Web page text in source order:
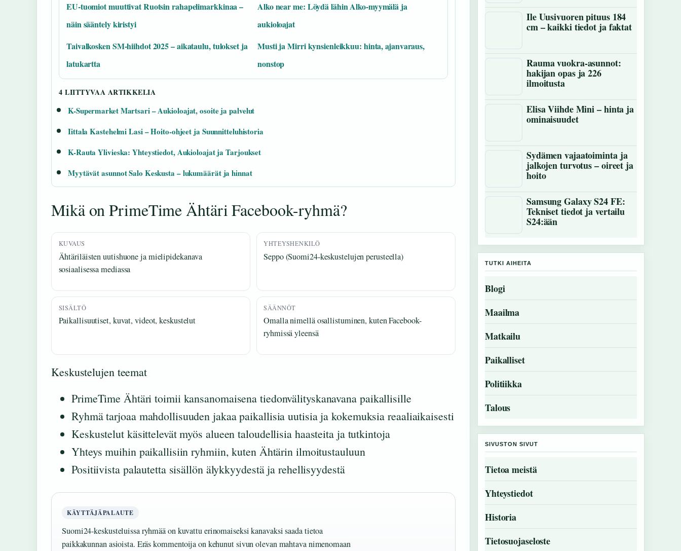
EU-tuomiot muuttivat Ruotsin rahapelimarkkinaa –
näin sääntely kiristyi
Alko near me: Löydä lähin Alko-myymälä ja
aukioloajat
Taivalkosken SM-hiihdot 2025 – aikataulu, tulokset ja
latukartta
Musti ja Mirri kynsienleikkuu: hinta, ajanvaraus,
nonstop
4 LIITTYVAA ARTIKKELIA
K-Supermarket Martsari – Aukioloajat, osoite ja palvelut
Iittala Kastehelmi Lasi – Hoito-ohjeet ja Suunnitteluhistoria
K-Rauta Ylivieska: Yhteystiedot, Aukioloajat ja Tarjoukset
Myytävät asunnot Salo Keskusta – lukumäärät ja hinnat
Mikä on PrimeTime Ähtäri Facebook-ryhmä?
KUVAUS
Ähtäriläisten uutishuone ja mielipidekanava
sosiaalisessa mediassa
YHTEYSHENKILÖ
Seppo (Suomi24-keskustelujen perusteella)
SISÄLTÖ
Paikallisuutiset, kuvat, videot, keskustelut
SÄÄNNÖT
Omalla nimellä osallistuminen, kuten Facebook-
ryhmissä yleensä
Keskustelujen teemat
PrimeTime Ähtäri toimii kansanomaisena tiedonvälityskanavana paikallisille
Ryhmä tarjoaa mahdollisuuden jakaa paikallisia uutisia ja kokemuksia reaaliaikaisesti
Keskustelut käsittelevät myös alueen taloudellisia haasteita ja tutkintoja
Yhteys muihin paikallisiin ryhmiin, kuten Ähtärin ilmoitustauluun
Positiivista palautetta sisällön älykkyydestä ja rehellisyydestä
KÄYTTÄJÄPALAUTE
Suomi24-keskusteluissa ryhmää on kuvattu erinomaiseksi kanavaksi saada tietoa
paikkakunnan asioista. Eräs kommentoija on kehunut sivun olevan mahtava nimenomaan
Ile Uusivuoren pituus 184
cm – kaikki tiedot ja faktat
Rauma vuokra-asunnot:
hakijan opas ja 226
ilmoitusta
Elisa Viihde Mini – hinta ja
ominaisuudet
Sydämen vajaatoiminta ja
jalkojen turvotus – oireet ja
hoito
Samsung Galaxy S24 FE:
Tekniset tiedot ja vertailu
S24:ään
TUTKI AIHEITA
Blogi
Maailma
Matkailu
Paikalliset
Politiikka
Talous
SIVUSTON SIVUT
Tietoa meistä
Yhteystiedot
Historia
Tietosuojaseloste